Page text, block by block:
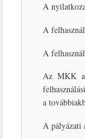
A
A
A
Az MKK a
a
A pályázati